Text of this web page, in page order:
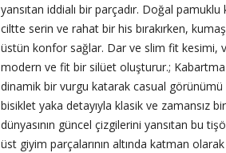
yansıtan iddialı bir parçadır. Doğal pamuklu
ciltte serin ve rahat bir his bırakırken,
üstün konfor sağlar. Dar ve slim fit kesimi,
modern ve fit bir silüet oluşturur.; Kabartma
dinamik bir vurgu katarak casual görünümü
bisiklet yaka detayıyla klasik ve zamansız
dünyasının güncel çizgilerini yansıtan bu
üst giyim parçalarının altında katman